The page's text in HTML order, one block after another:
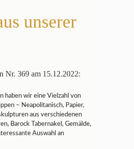
unserer
Nr. 369 am 15.12.2022:
haben wir eine Vielzahl von
– Neapolitanisch, Papier,
aus verschiedenen
Barock Tabernakel, Gemälde,
Auswahl an